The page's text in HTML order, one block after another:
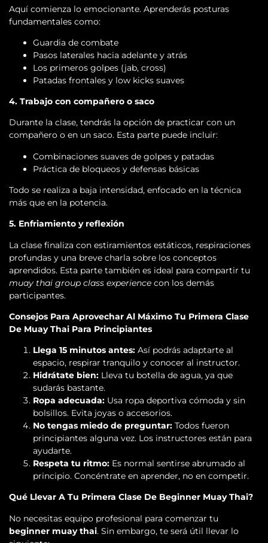
Aquí comienza lo emocionante. Aprenderás posturas
fundamentales como:
Guardia de combate
Pasos laterales hacia adelante y atrás
Los primeros golpes (jab, cross)
Patadas frontales y low kicks suaves
4. Trabajo con compañero o saco
Durante la clase, tendrás la opción de practicar con un
compañero o en un saco. Esta parte puede incluir:
Combinaciones suaves de golpes y patadas
Práctica de bloqueos y defensas básicas
Todo se realiza a baja intensidad, enfocado en la técnica
más que en la potencia.
5. Enfriamiento y reflexión
La clase finaliza con estiramientos estáticos, respiraciones
profundas y una breve charla sobre los conceptos
aprendidos. Esta parte también es ideal para compartir tu
muay thai group class experience con los demás
participantes.
Consejos Para Aprovechar Al Máximo Tu Primera Clase
De Muay Thai Para Principiantes
Llega 15 minutos antes: Así podrás adaptarte al
espacio, respirar tranquilo y conocer al instructor.
Hidrátate bien: Lleva tu botella de agua, ya que
sudarás bastante.
Ropa adecuada: Usa ropa deportiva cómoda y sin
bolsillos. Evita joyas o accesorios.
No tengas miedo de preguntar: Todos fueron
principiantes alguna vez. Los instructores están para
ayudarte.
Respeta tu ritmo: Es normal sentirse abrumado al
principio. Concéntrate en aprender, no en competir.
Qué Llevar A Tu Primera Clase De Beginner Muay Thai?
No necesitas equipo profesional para comenzar tu
beginner muay thai. Sin embargo, te será útil llevar lo